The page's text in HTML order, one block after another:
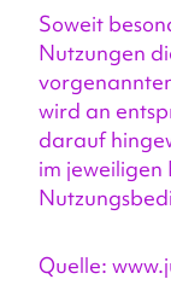
Soweit
Nutzungen
wird an
darauf
im jeweiligen
Quelle: